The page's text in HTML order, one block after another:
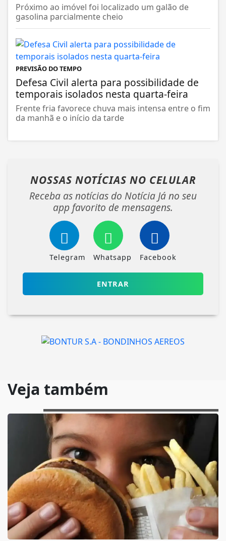
Próximo ao imóvel foi localizado um galão de
gasolina parcialmente cheio
PREVISÃO DO TEMPO
Defesa Civil alerta para possibilidade de
temporais isolados nesta quarta-feira
Frente fria favorece chuva mais intensa entre o fim
da manhã e o início da tarde
NOSSAS NOTÍCIAS NO CELULAR
Receba as notícias do Notícia Já no seu
app favorito de mensagens.
Telegram Whatsapp Facebook
ENTRAR
Veja também